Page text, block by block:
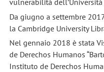
vulnerabilità
Da giugno a settembre
la Cambridge University
Nel gennaio 2018 è stata
de Derechos Humanos
Instituto de Derechos